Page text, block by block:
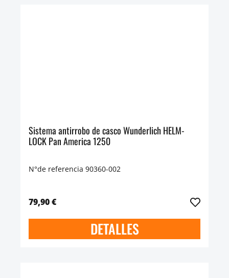
Sistema antirrobo de casco Wunderlich HELM-
LOCK Pan America 1250
N°de referencia 90360-002
79,90 €
DETALLES